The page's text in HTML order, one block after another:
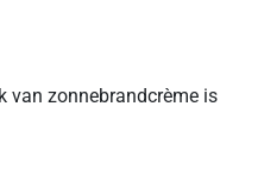
van zonnebrandcrème is